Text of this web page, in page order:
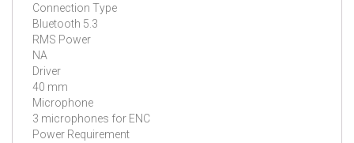
Connection Type
Bluetooth 5.3
RMS Power
NA
Driver
40 mm
Microphone
3 microphones for ENC
Power Requirement